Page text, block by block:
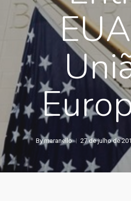
By maranello 27 de julho de